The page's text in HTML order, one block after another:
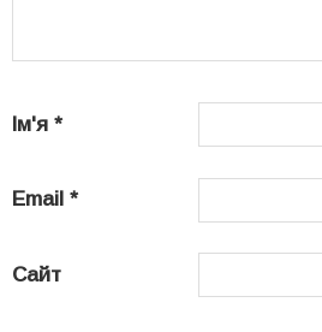
Ім'я *
Email *
Сайт